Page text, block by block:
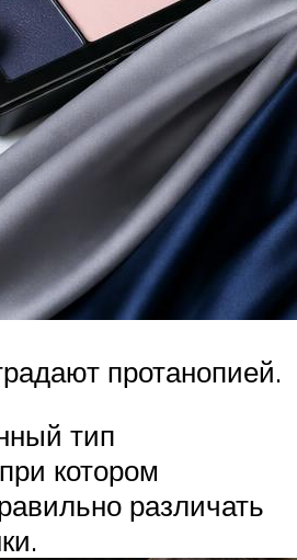
протанопией.
тип
котором
различать